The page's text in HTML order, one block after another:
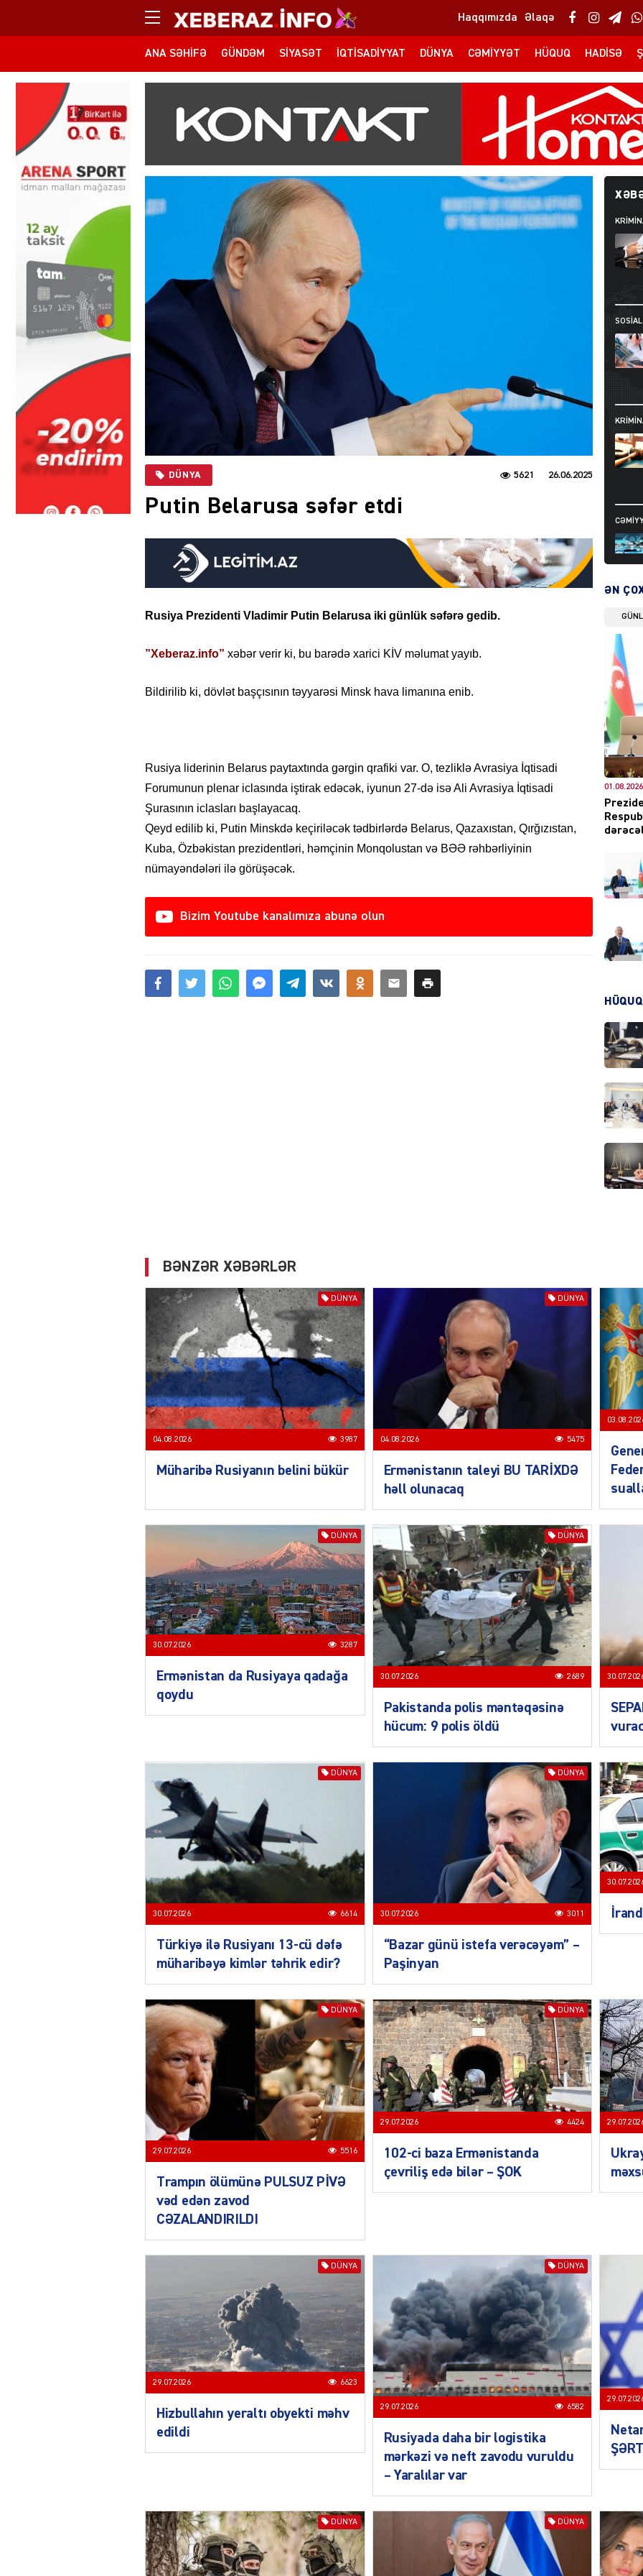
Haqqımızda Əlaqə
ANA SƏHIFƏ GÜNDƏM SIYASƏT İQTISADIYYAT DÜNYA CƏMIYYƏT HÜQUQ HADISƏ
DÜNYA 26.06.2025
5621
Putin Belarusa səfər etdi
Rusiya Prezidenti Vladimir Putin Belarusa iki günlük səfərə gedib.
”Xeberaz.info” xəbər verir ki, bu barədə xarici KİV məlumat yayıb.
Bildirilib ki, dövlət başçısının təyyarəsi Minsk hava limanına enib.
Rusiya liderinin Belarus paytaxtında gərgin qrafiki var. O, tezliklə Avrasiya İqtisadi
Forumunun plenar iclasında iştirak edəcək, iyunun 27-də isə Ali Avrasiya İqtisadi
Şurasının iclasları başlayacaq.
Qeyd edilib ki, Putin Minskdə keçiriləcək tədbirlərdə Belarus, Qazaxıstan, Qırğızıstan,
Kuba, Özbəkistan prezidentləri, həmçinin Monqolustan və BƏƏ rəhbərliyinin
nümayəndələri ilə görüşəcək.
Bizim Youtube kanalımıza abunə olun
SOSIAL
DÜNYA
ŞOU-
SIYASƏT
DÜNYA
SIYASƏT
ƏN
01.08.2026
HÜQUQ
BƏNZƏR XƏBƏRLƏR
DÜNYA
04.08.2026 3987
Müharibə Rusiyanın belini bükür
DÜNYA
04.08.2026 5475
Ermənistanın taleyi BU TARİXDƏ
həll olunacaq
DÜNYA
30.07.2026 3287
Ermənistan da Rusiyaya qadağa
qoydu
DÜNYA
30.07.2026 2689
Pakistanda polis məntəqəsinə
hücum: 9 polis öldü
DÜNYA
30.07.2026 6614
Türkiyə ilə Rusiyanı 13-cü dəfə
müharibəyə kimlər təhrik edir?
DÜNYA
30.07.2026 3011
“Bazar günü istefa verəcəyəm” –
Paşinyan
DÜNYA
29.07.2026 5516
Trampın ölümünə PULSUZ PİVƏ
vəd edən zavod
CƏZALANDIRILDI
DÜNYA
29.07.2026 4424
102-ci baza Ermənistanda
çevriliş edə bilər – ŞOK
DÜNYA
29.07.2026 6623
Hizbullahın yeraltı obyekti məhv
edildi
DÜNYA
29.07.2026 6582
Rusiyada daha bir logistika
mərkəzi və neft zavodu vuruldu
– Yaralılar var
DÜNYA DÜNYA